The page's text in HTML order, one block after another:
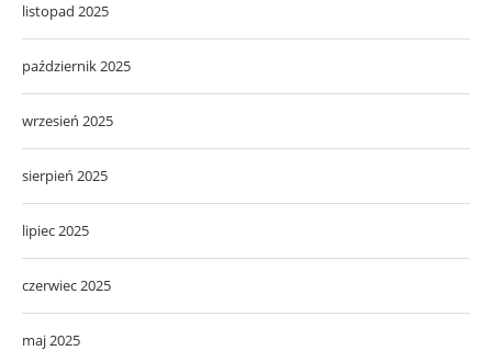
listopad 2025
październik 2025
wrzesień 2025
sierpień 2025
lipiec 2025
czerwiec 2025
maj 2025